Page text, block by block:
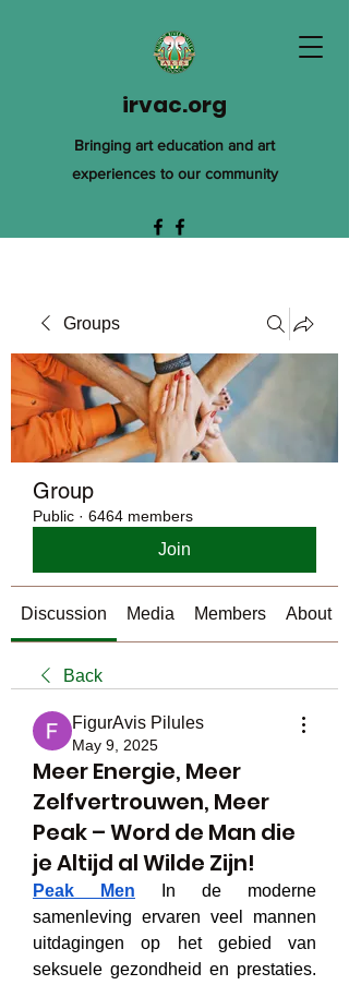
irvac.org
Bringing art education and art
experiences to our community
Groups
Group
Public · 6464 members
Join
Discussion Media Members About
Back
FigurAvis Pilules
May 9, 2025
Meer Energie, Meer
Zelfvertrouwen, Meer
Peak – Word de Man die
je Altijd al Wilde Zijn!
Peak Men In de moderne
samenleving ervaren veel mannen
uitdagingen op het gebied van
seksuele gezondheid en prestaties.